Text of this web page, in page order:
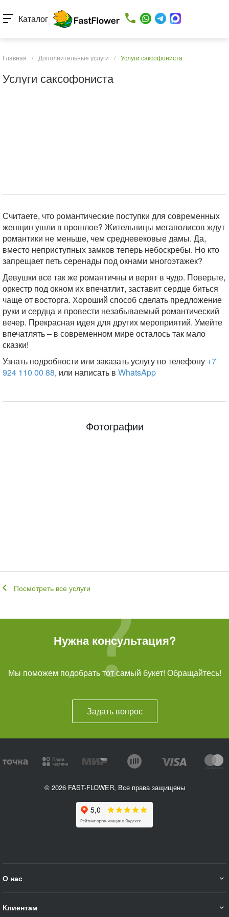
Каталог
Главная / Дополнительные услуги / Услуги саксофониста
Услуги саксофониста
Считаете, что романтические поступки для современных
женщин ушли в прошлое? Жительницы мегаполисов ждут
романтики не меньше, чем средневековые дамы. Да,
вместо неприступных замков теперь небоскребы. Но кто
запрещает петь серенады под окнами многоэтажек?
Девушки все так же романтичны и верят в чудо. Поверьте,
оркестр под окном их впечатлит, заставит сердце биться
чаще от восторга. Хороший способ сделать предложение
руки и сердца и провести незабываемый романтический
вечер. Прекрасная идея для других мероприятий. Умейте
впечатлять – в современном мире осталось так мало
сказки!
Узнать подробности или заказать услугу по телефону +7
924 110 00 88, или написать в WhatsApp
Фотографии
Посмотреть все услуги
Нужна консультация?
Мы поможем подобрать тот самый букет! Обращайтесь!
Задать вопрос
© 2026 FAST-FLOWER, Все права защищены
О нас
Клиентам